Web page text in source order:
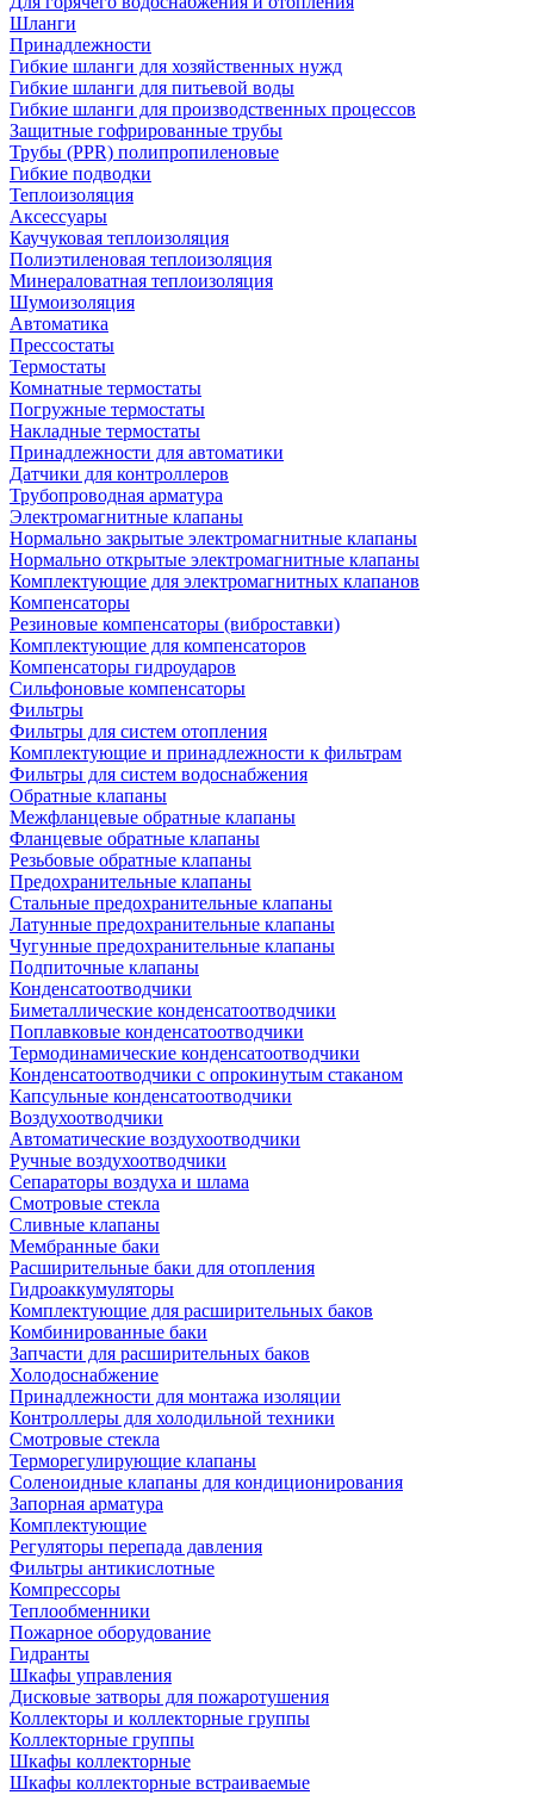
Шланги
Принадлежности
Гибкие шланги для хозяйственных нужд
Гибкие шланги для питьевой воды
Гибкие шланги для производственных процессов
Защитные гофрированные трубы
Трубы (РРR) полипропиленовые
Гибкие подводки
Теплоизоляция
Аксессуары
Каучуковая теплоизоляция
Полиэтиленовая теплоизоляция
Минераловатная теплоизоляция
Шумоизоляция
Автоматика
Прессостаты
Термостаты
Комнатные термостаты
Погружные термостаты
Накладные термостаты
Принадлежности для автоматики
Датчики для контроллеров
Трубопроводная арматура
Электромагнитные клапаны
Нормально закрытые электромагнитные клапаны
Нормально открытые электромагнитные клапаны
Комплектующие для электромагнитных клапанов
Компенсаторы
Резиновые компенсаторы (виброставки)
Комплектующие для компенсаторов
Компенсаторы гидроударов
Сильфоновые компенсаторы
Фильтры
Фильтры для систем отопления
Комплектующие и принадлежности к фильтрам
Фильтры для систем водоснабжения
Обратные клапаны
Межфланцевые обратные клапаны
Фланцевые обратные клапаны
Резьбовые обратные клапаны
Предохранительные клапаны
Стальные предохранительные клапаны
Латунные предохранительные клапаны
Чугунные предохранительные клапаны
Подпиточные клапаны
Конденсатоотводчики
Биметаллические конденсатоотводчики
Поплавковые конденсатоотводчики
Термодинамические конденсатоотводчики
Конденсатоотводчики с опрокинутым стаканом
Капсульные конденсатоотводчики
Воздухоотводчики
Автоматические воздухоотводчики
Ручные воздухоотводчики
Сепараторы воздуха и шлама
Смотровые стекла
Сливные клапаны
Мембранные баки
Расширительные баки для отопления
Гидроаккумуляторы
Комплектующие для расширительных баков
Комбинированные баки
Запчасти для расширительных баков
Холодоснабжение
Принадлежности для монтажа изоляции
Контроллеры для холодильной техники
Смотровые стекла
Терморегулирующие клапаны
Соленоидные клапаны для кондиционирования
Запорная арматура
Комплектующие
Регуляторы перепада давления
Фильтры антикислотные
Компрессоры
Теплообменники
Пожарное оборудование
Гидранты
Шкафы управления
Дисковые затворы для пожаротушения
Коллекторы и коллекторные группы
Коллекторные группы
Шкафы коллекторные
Шкафы коллекторные встраиваемые